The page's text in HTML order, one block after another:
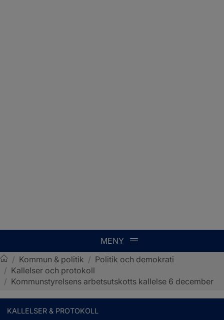
MENY
Sotenäs kommun
/ Kommun & politik / Politik och demokrati
/ Kallelser och protokoll
/ Kommunstyrelsens arbetsutskotts kallelse 6 december
KALLELSER & PROTOKOLL